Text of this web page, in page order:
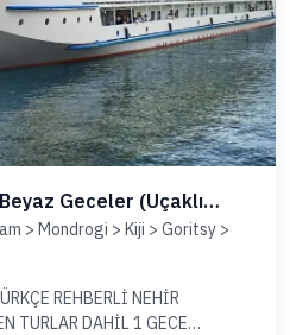
Geceler (Uçaklı
> Mondrogi > Kiji > Goritsy >
TURLAR DAHİL 1 GECE